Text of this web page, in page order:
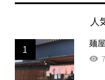
人
1
麺